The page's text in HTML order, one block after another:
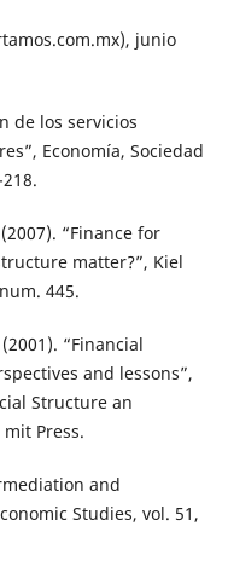
junio
de los servicios
Economía, Sociedad
“Finance for
matter?”, Kiel
445.
“Financial
and lessons”,
Structure an
Press.
and
Studies, vol. 51,